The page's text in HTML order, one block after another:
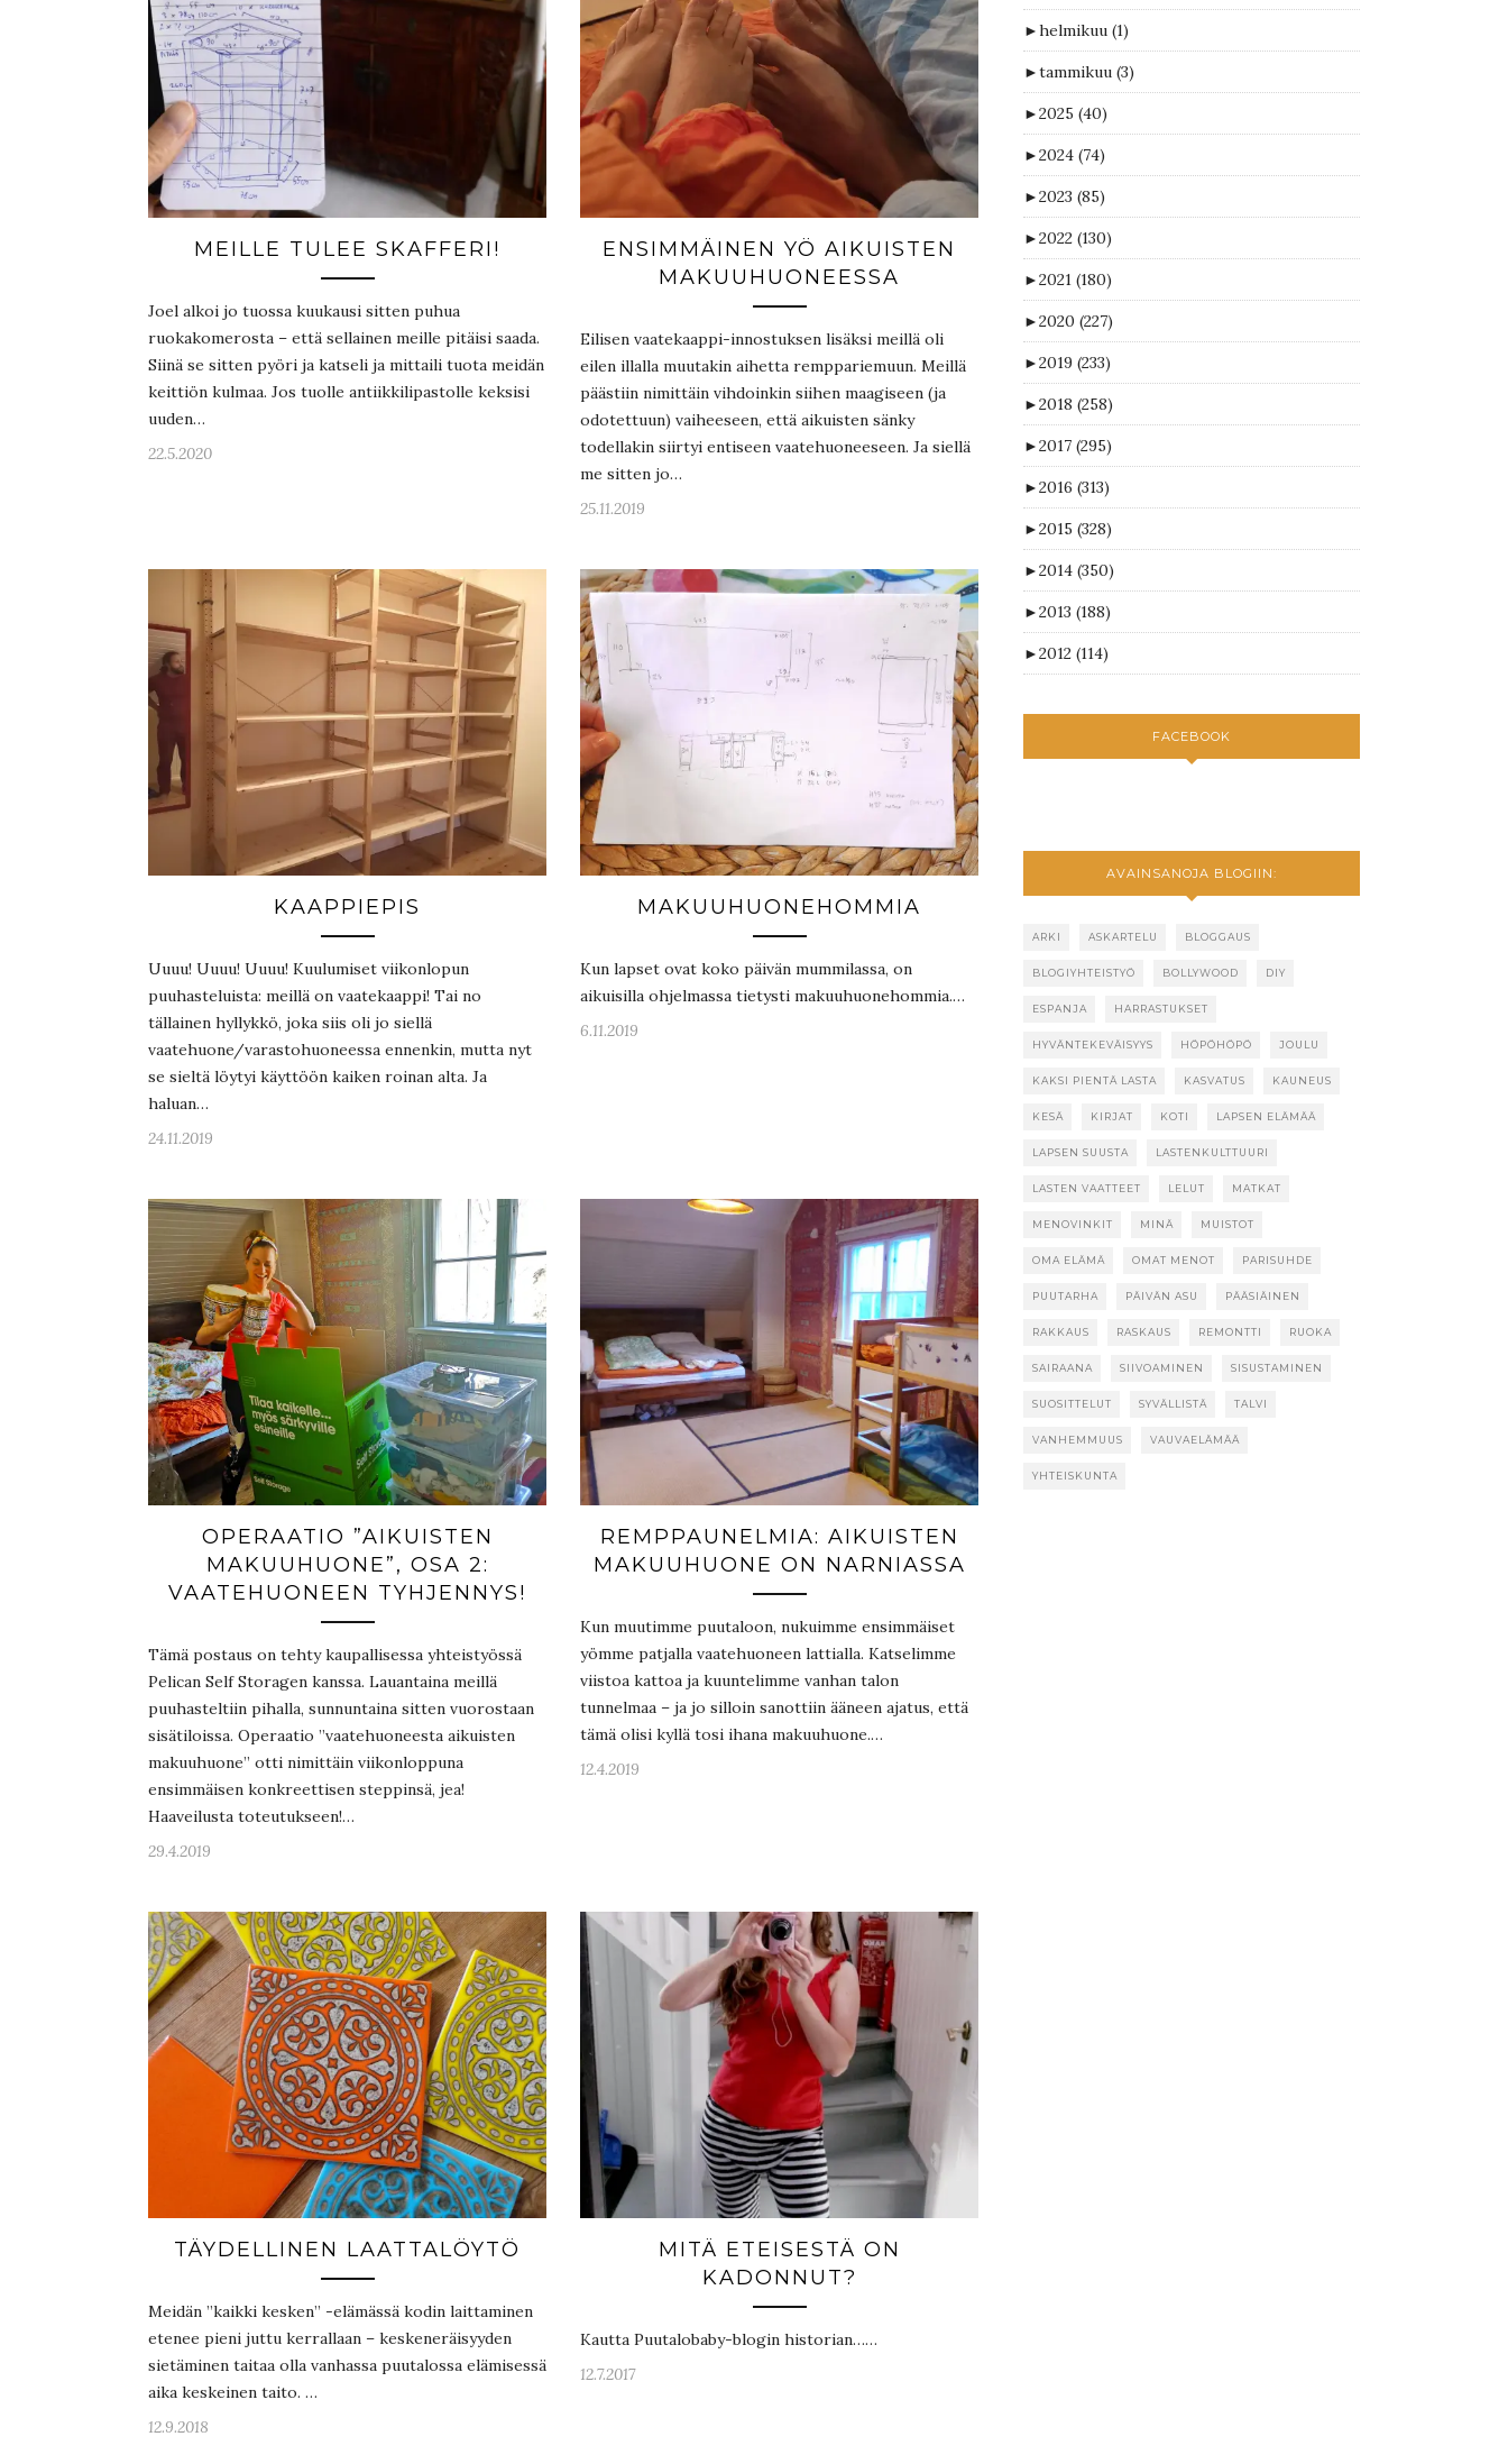
MEILLE TULEE SKAFFERI!
Joel alkoi jo tuossa kuukausi sitten puhua
ruokakomerosta – että sellainen meille pitäisi saada.
Siinä se sitten pyöri ja katseli ja mittaili tuota meidän
keittiön kulmaa. Jos tuolle antiikkilipastolle keksisi
uuden…
22.5.2020
ENSIMMÄINEN YÖ AIKUISTEN
MAKUUHUONEESSA
Eilisen vaatekaappi-innostuksen lisäksi meillä oli
eilen illalla muutakin aihetta remppariemuun. Meillä
päästiin nimittäin vihdoinkin siihen maagiseen (ja
odotettuun) vaiheeseen, että aikuisten sänky
todellakin siirtyi entiseen vaatehuoneeseen. Ja siellä
me sitten jo…
25.11.2019
KAAPPIEPIS
Uuuu! Uuuu! Uuuu! Kuulumiset viikonlopun
puuhasteluista: meillä on vaatekaappi! Tai no
tällainen hyllykkö, joka siis oli jo siellä
vaatehuone/varastohuoneessa ennenkin, mutta nyt
se sieltä löytyi käyttöön kaiken roinan alta. Ja
haluan…
24.11.2019
MAKUUHUONEHOMMIA
Kun lapset ovat koko päivän mummilassa, on
aikuisilla ohjelmassa tietysti makuuhuonehommia.…
6.11.2019
OPERAATIO ”AIKUISTEN
MAKUUHUONE”, OSA 2:
VAATEHUONEEN TYHJENNYS!
Tämä postaus on tehty kaupallisessa yhteistyössä
Pelican Self Storagen kanssa. Lauantaina meillä
puuhasteltiin pihalla, sunnuntaina sitten vuorostaan
sisätiloissa. Operaatio ”vaatehuoneesta aikuisten
makuuhuone” otti nimittäin viikonloppuna
ensimmäisen konkreettisen steppinsä, jea!
Haaveilusta toteutukseen!…
29.4.2019
REMPPAUNELMIA: AIKUISTEN
MAKUUHUONE ON NARNIASSA
Kun muutimme puutaloon, nukuimme ensimmäiset
yömme patjalla vaatehuoneen lattialla. Katselimme
viistoa kattoa ja kuuntelimme vanhan talon
tunnelmaa – ja jo silloin sanottiin ääneen ajatus, että
tämä olisi kyllä tosi ihana makuuhuone.…
12.4.2019
TÄYDELLINEN LAATTALÖYTÖ
Meidän ”kaikki kesken” -elämässä kodin laittaminen
etenee pieni juttu kerrallaan – keskeneräisyyden
sietäminen taitaa olla vanhassa puutalossa elämisessä
aika keskeinen taito. …
12.9.2018
MITÄ ETEISESTÄ ON
KADONNUT?
Kautta Puutalobaby-blogin historian……
12.7.2017
►helmikuu (1)
►tammikuu (3)
►2025 (40)
►2024 (74)
►2023 (85)
►2022 (130)
►2021 (180)
►2020 (227)
►2019 (233)
►2018 (258)
►2017 (295)
►2016 (313)
►2015 (328)
►2014 (350)
►2013 (188)
►2012 (114)
FACEBOOK
AVAINSANOJA BLOGIIN:
ARKI ASKARTELU BLOGGAUS
BLOGIYHTEISTYÖ BOLLYWOOD DIY
ESPANJA HARRASTUKSET
HYVÄNTEKEVÄISYYS HÖPÖHÖPÖ JOULU
KAKSI PIENTÄ LASTA KASVATUS KAUNEUS
KESÄ KIRJAT KOTI LAPSEN ELÄMÄÄ
LAPSEN SUUSTA LASTENKULTTUURI
LASTEN VAATTEET LELUT MATKAT
MENOVINKIT MINÄ MUISTOT
OMA ELÄMÄ OMAT MENOT PARISUHDE
PUUTARHA PÄIVÄN ASU PÄÄSIÄINEN
RAKKAUS RASKAUS REMONTTI RUOKA
SAIRAANA SIIVOAMINEN SISUSTAMINEN
SUOSITTELUT SYVÄLLISTÄ TALVI
VANHEMMUUS VAUVAELÄMÄÄ
YHTEISKUNTA